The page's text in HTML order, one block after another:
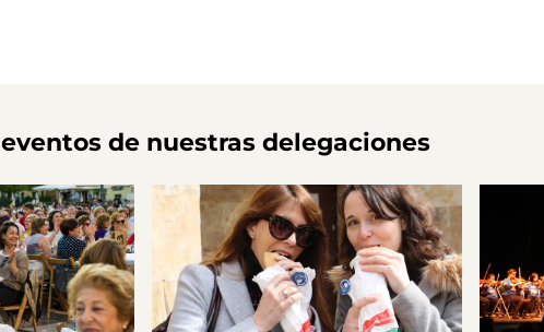
de nuestras delegaciones